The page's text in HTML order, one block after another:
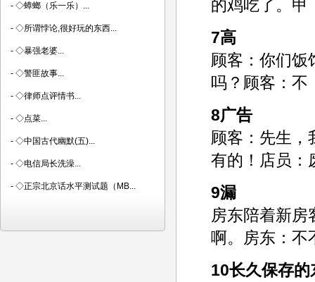
的鸡吃了。甲
7高
顾客：你们饭
吗？顾客：不
8广告
顾客：先生，
有的！店员：
9漏
房东陪着新房
啊。房东：不
10长久保存的
- ◇蟑螂（乐一乐）...
- ◇所谓悖论,很好玩的东西...
- ◇暴强老婆...
- ◇警匪故事...
- ◇律师点评情书...
- ◇点菜...
- ◇中国古代幽默(五)...
- ◇电信局长洗澡...
- ◇正宗北京话水平测试题（MB...